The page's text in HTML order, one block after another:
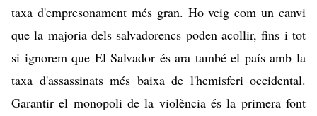
taxa d'empresonament més gran. Ho veig com un canvi
que la majoria dels salvadorencs poden acollir, fins i tot
si ignorem que El Salvador és ara també el país amb la
taxa d'assassinats més baixa de l'hemisferi occidental.
Garantir el monopoli de la violència és la primera font